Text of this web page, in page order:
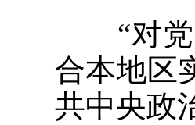
“对党
合本地区
共中央政